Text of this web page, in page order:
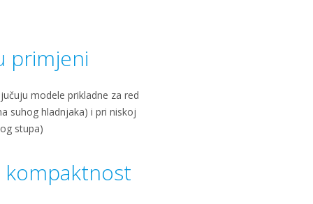
primjeni
modele prikladne za red
suhog hladnjaka) i pri niskoj
stupa)
kompaktnost